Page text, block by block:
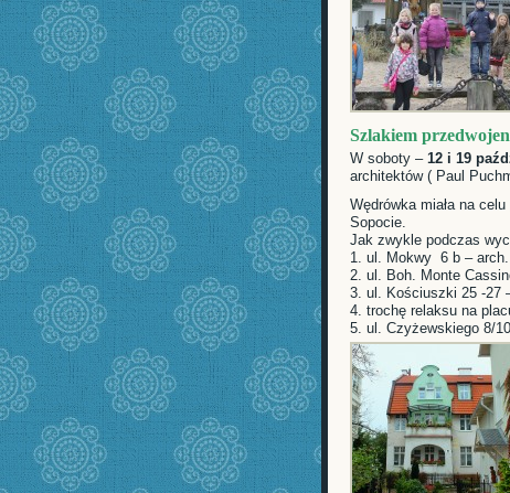
Szlakiem
W soboty – 12 i 19
architektów ( Paul
Wędrówka miała na
Sopocie.
Jak zwykle podczas
1. ul. Mokwy 6 b –
2. ul. Boh. Monte
3. ul. Kościuszki 25 -27
4. trochę relaksu na
5. ul. Czyżewskiego 8/